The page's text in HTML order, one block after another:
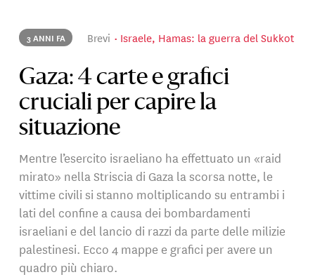
3 ANNI FA Brevi Israele, Hamas: la guerra del Sukkot
Gaza: 4 carte e grafici
cruciali per capire la
situazione
Mentre l’esercito israeliano ha effettuato un «raid
mirato» nella Striscia di Gaza la scorsa notte, le
vittime civili si stanno moltiplicando su entrambi i
lati del confine a causa dei bombardamenti
israeliani e del lancio di razzi da parte delle milizie
palestinesi. Ecco 4 mappe e grafici per avere un
quadro più chiaro.